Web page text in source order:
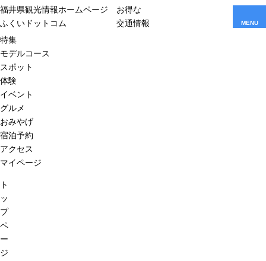
福井県観光情報ホームページ
ふくいドットコム
お得な
交通情報
MENU
特集
モデルコース
スポット
体験
イベント
グルメ
おみやげ
宿泊予約
アクセス
マイページ
ト
ッ
プ
ペ
ー
ジ